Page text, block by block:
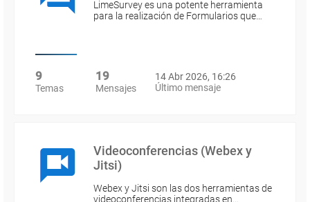
LimeSurvey es una potente herramienta
para la realización de Formularios que…
9
Temas
19
Mensajes
14 Abr 2026, 16:26
Último mensaje
Videoconferencias (Webex y
Jitsi)
Webex y Jitsi son las dos herramientas de
videoconferencias integradas en…